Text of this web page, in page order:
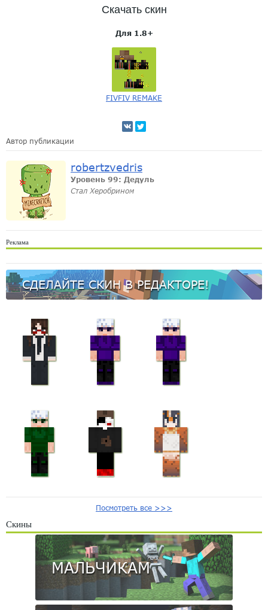
Скачать скин
Для 1.8+
FIVFIV REMAKE
Автор публикации
robertzvedris
Уровень 99: Дедуль
Стал Херобрином
Реклама
СДЕЛАЙТЕ СКИН В РЕДАКТОРЕ!
Посмотреть все >>>
Скины
МАЛЬЧИКАМ